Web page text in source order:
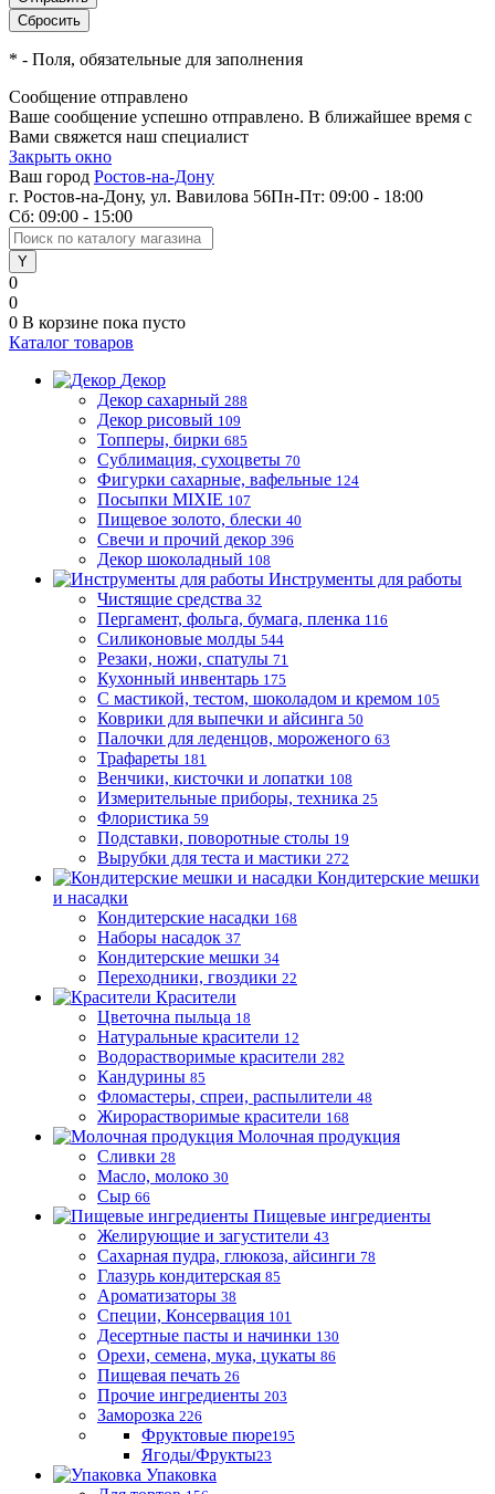
* - Поля, обязательные для заполнения
Сообщение отправлено
Ваше сообщение успешно отправлено. В ближайшее время с
Вами свяжется наш специалист
Закрыть окно
Ваш город Ростов-на-Дону
г. Ростов-на-Дону, ул. Вавилова 56Пн-Пт: 09:00 - 18:00
Сб: 09:00 - 15:00
0
0
0 В корзине пока пусто
Каталог товаров
Декор
Декор сахарный 288
Декор рисовый 109
Топперы, бирки 685
Сублимация, сухоцветы 70
Фигурки сахарные, вафельные 124
Посыпки MIXIE 107
Пищевое золото, блески 40
Свечи и прочий декор 396
Декор шоколадный 108
Инструменты для работы
Чистящие средства 32
Пергамент, фольга, бумага, пленка 116
Силиконовые молды 544
Резаки, ножи, спатулы 71
Кухонный инвентарь 175
С мастикой, тестом, шоколадом и кремом 105
Коврики для выпечки и айсинга 50
Палочки для леденцов, мороженого 63
Трафареты 181
Венчики, кисточки и лопатки 108
Измерительные приборы, техника 25
Флористика 59
Подставки, поворотные столы 19
Вырубки для теста и мастики 272
Кондитерские мешки
и насадки
Кондитерские насадки 168
Наборы насадок 37
Кондитерские мешки 34
Переходники, гвоздики 22
Красители
Цветочна пыльца 18
Натуральные красители 12
Водорастворимые красители 282
Кандурины 85
Фломастеры, спреи, распылители 48
Жирорастворимые красители 168
Молочная продукция
Сливки 28
Масло, молоко 30
Сыр 66
Пищевые ингредиенты
Желирующие и загустители 43
Сахарная пудра, глюкоза, айсинги 78
Глазурь кондитерская 85
Ароматизаторы 38
Специи, Консервация 101
Десертные пасты и начинки 130
Орехи, семена, мука, цукаты 86
Пищевая печать 26
Прочие ингредиенты 203
Заморозка 226
Фруктовые пюре195
Ягоды/Фрукты23
Упаковка